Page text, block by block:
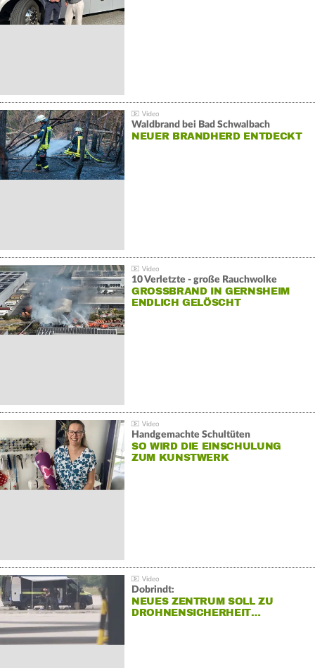
Waldbrand bei Bad Schwalbach
NEUER BRANDHERD ENTDECKT
10 Verletzte - große Rauchwolke
GROSSBRAND IN GERNSHEIM E
NDLICH GELÖSCHT
Handgemachte Schultüten
SO WIRD DIE EINSCHULUNG
ZUM KUNSTWERK
Dobrindt:
NEUES ZENTRUM SOLL ZU
DROHNENSICHERHEIT…